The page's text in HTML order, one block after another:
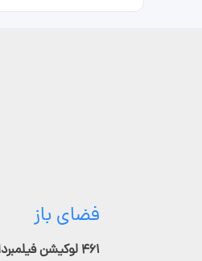
فضای باز
۴۶۱ لوکیشن فیلمبرداری فعال